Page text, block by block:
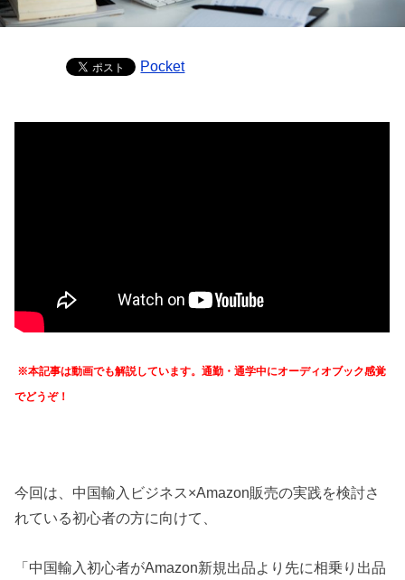
Pocket
※本記事は動画でも解説しています。通勤・通学中にオーディオブック感覚
でどうぞ！
今回は、中国輸入ビジネス×Amazon販売の実践を検討さ
れている初心者の方に向けて、
「中国輸入初心者がAmazon新規出品より先に相乗り出品